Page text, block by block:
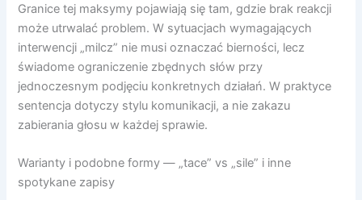
Granice tej maksymy pojawiają się tam, gdzie brak reakcji
może utrwalać problem. W sytuacjach wymagających
interwencji „milcz” nie musi oznaczać bierności, lecz
świadome ograniczenie zbędnych słów przy
jednoczesnym podjęciu konkretnych działań. W praktyce
sentencja dotyczy stylu komunikacji, a nie zakazu
zabierania głosu w każdej sprawie.
Warianty i podobne formy — „tace” vs „sile” i inne
spotykane zapisy